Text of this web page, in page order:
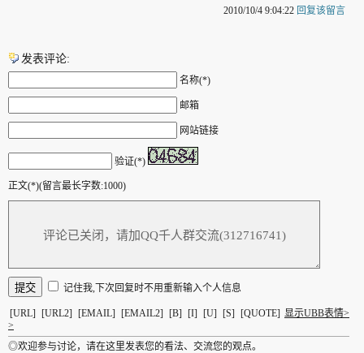
2010/10/4 9:04:22 回复该留言
发表评论:
名称(*)
邮箱
网站链接
验证(*)
正文(*)(留言最长字数:1000)
记住我,下次回复时不用重新输入个人信息
[URL] [URL2] [EMAIL] [EMAIL2] [B] [I] [U] [S] [QUOTE] 显示UBB表情>
>
◎欢迎参与讨论，请在这里发表您的看法、交流您的观点。